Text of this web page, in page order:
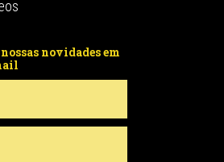
nossas novidades em